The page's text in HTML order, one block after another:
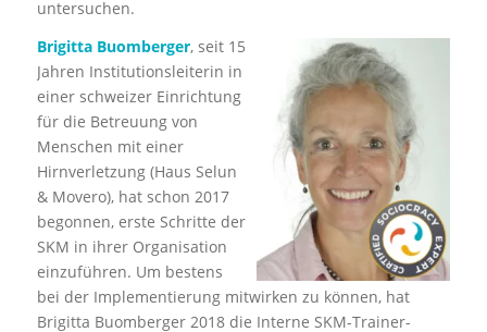
untersuchen.
Brigitta Buomberger, seit 15
Jahren Institutionsleiterin in
einer schweizer Einrichtung
für die Betreuung von
Menschen mit einer
Hirnverletzung (Haus Selun
& Movero), hat schon 2017
begonnen, erste Schritte der
SKM in ihrer Organisation
einzuführen. Um bestens
bei der Implementierung mitwirken zu können, hat
Brigitta Buomberger 2018 die Interne SKM-Trainer-